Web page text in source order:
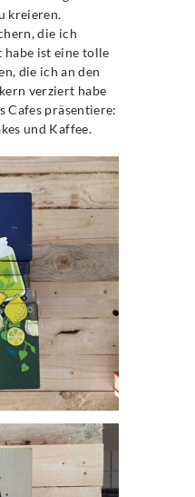
kreieren.
die ich
habe ist eine tolle
die ich an den
verziert habe
Cafes präsentiere:
und Kaffee.